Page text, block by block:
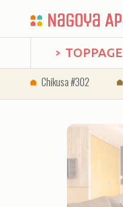
TOPPAGE
Chikusa #302